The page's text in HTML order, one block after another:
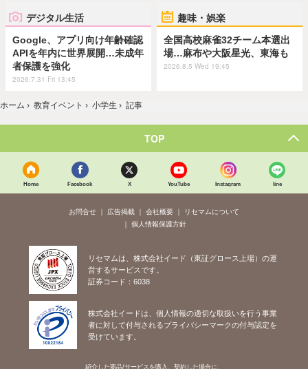
デジタル生活
Google、アプリ向け年齢確認
APIを年内に世界展開…未成年
者保護を強化
2026.7.31 Fri 13:45
趣味・娯楽
全国高校麻雀32チーム本選出
場…麻布や大阪星光、東海も
2026.8.5 Wed 19:45
ホーム › 教育イベント › 小学生 › 記事
TOP
Home Facebook X YouTube Instagram line
お問合せ 広告掲載 会社概要
リセマムについて
個人情報保護方針
リセマムは、株式会社イード（東証グロース上場）の運
営するサービスです。
証券コード：6038
株式会社イードは、個人情報の適切な取扱いを行う事業
者に対して付与されるプライバシーマークの付与認定を
受けています。
紹介した商品/サービスを購入、契約した場合に、